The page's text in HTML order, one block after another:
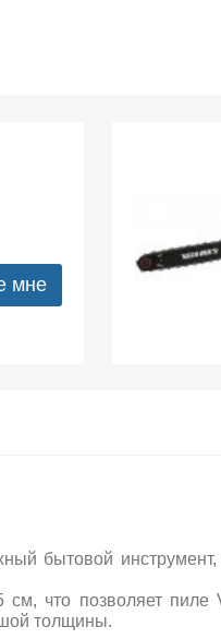
мне
бытовой
что позволяет пиле
толщины.